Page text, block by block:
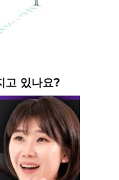
고 있나요?